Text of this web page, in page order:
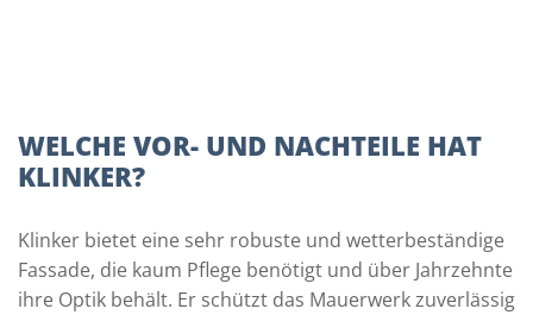
WELCHE VOR- UND NACHTEILE HAT
KLINKER?
Klinker bietet eine sehr robuste und wetterbeständige
Fassade, die kaum Pflege benötigt und über Jahrzehnte
ihre Optik behält. Er schützt das Mauerwerk zuverlässig